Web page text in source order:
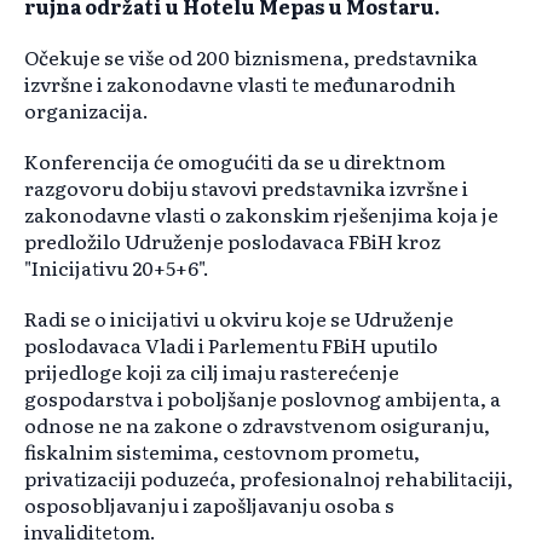
rujna održati u Hotelu Mepas u Mostaru.
Očekuje se više od 200 biznismena, predstavnika
izvršne i zakonodavne vlasti te međunarodnih
organizacija.
Konferencija će omogućiti da se u direktnom
razgovoru dobiju stavovi predstavnika izvršne i
zakonodavne vlasti o zakonskim rješenjima koja je
predložilo Udruženje poslodavaca FBiH kroz
"Inicijativu 20+5+6".
Radi se o inicijativi u okviru koje se Udruženje
poslodavaca Vladi i Parlementu FBiH uputilo
prijedloge koji za cilj imaju rasterećenje
gospodarstva i poboljšanje poslovnog ambijenta, a
odnose ne na zakone o zdravstvenom osiguranju,
fiskalnim sistemima, cestovnom prometu,
privatizaciji poduzeća, profesionalnoj rehabilitaciji,
osposobljavanju i zapošljavanju osoba s
invaliditetom.